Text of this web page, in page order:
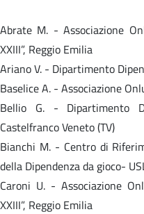
Abrate M. - Associazione
XXIII”, Reggio Emilia
Ariano V. - Dipartimento
Baselice A. - Associazione
Bellio G. - Dipartimento
Castelfranco Veneto (TV)
Bianchi M. - Centro di
della Dipendenza da gioco-
Caroni U. - Associazione
XXIII”, Reggio Emilia